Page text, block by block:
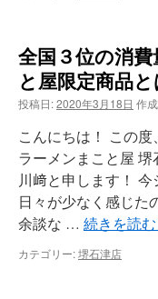
全国３位の消
と屋限定商品と
投稿日:2020年3月18日 作
こんにちは！ この
ラーメンまこと屋
川﨑と申します！
日々が少なく感じた
余談な … 続きを読む
カテゴリー:堺石津店